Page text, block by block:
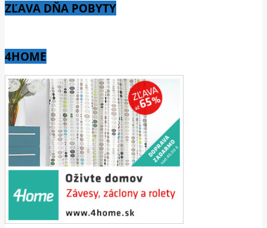
ZĽAVA DŇA POBYTY
4HOME